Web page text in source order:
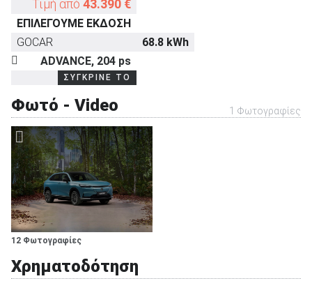
Τιμή από 43.390 €
ΕΠΙΛΕΓΟΥΜΕ ΕΚΔΟΣΗ
GOCAR
68.8 kWh
ADVANCE, 204 ps
ΣΥΓΚΡΙΝΕ ΤΟ
Φωτό - Video 1 Φωτογραφίες
12 Φωτογραφίες
Χρηματοδότηση